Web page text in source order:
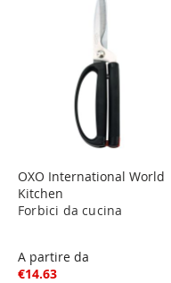
OXO International World
Kitchen
Forbici da cucina
A partire da
€14.63